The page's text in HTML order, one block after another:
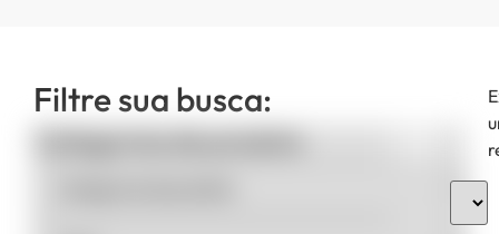
Filtre sua busca:
Categorias de produto